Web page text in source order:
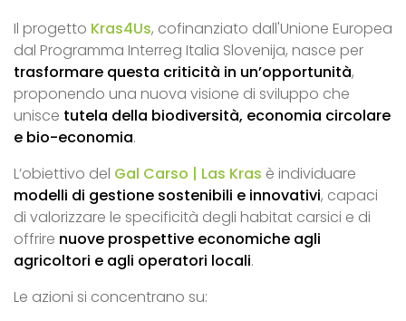
Il progetto Kras4Us, cofinanziato dall'Unione Europea
dal Programma Interreg Italia Slovenija, nasce per
trasformare questa criticità in un’opportunità,
proponendo una nuova visione di sviluppo che
unisce tutela della biodiversità, economia circolare
e bio-economia.
L’obiettivo del Gal Carso | Las Kras è individuare
modelli di gestione sostenibili e innovativi, capaci
di valorizzare le specificità degli habitat carsici e di
offrire nuove prospettive economiche agli
agricoltori e agli operatori locali.
Le azioni si concentrano su: